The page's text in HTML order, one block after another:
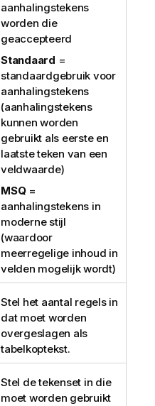
aanhalingstekens
worden die
geaccepteerd
Standaard =
standaardgebruik voor
aanhalingstekens
(aanhalingstekens
kunnen worden
gebruikt als eerste en
laatste teken van een
veldwaarde)
MSQ=
aanhalingstekens in
moderne stijl
(waardoor
meerregelige inhoud in
velden mogelijk wordt)
Stel het aantal regels in
dat moet worden
overgeslagen als
tabelkoptekst.
Stel de tekenset in die
moet worden gebruikt